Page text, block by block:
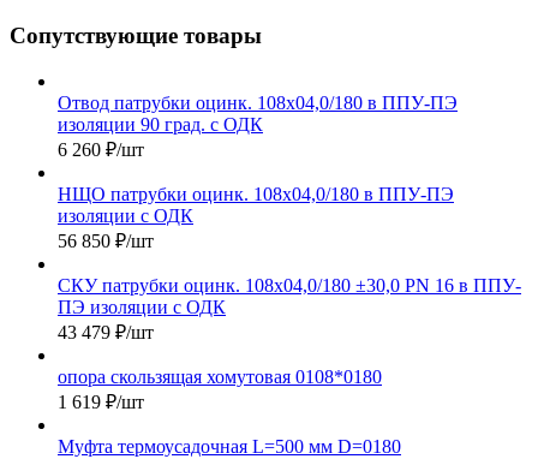
Сопутствующие товары
Отвод патрубки оцинк. 108х04,0/180 в ППУ-ПЭ
изоляции 90 град. с ОДК
6 260 ₽/шт
НЩО патрубки оцинк. 108х04,0/180 в ППУ-ПЭ
изоляции с ОДК
56 850 ₽/шт
СКУ патрубки оцинк. 108х04,0/180 ±30,0 PN 16 в ППУ-
ПЭ изоляции с ОДК
43 479 ₽/шт
опора скользящая хомутовая 0108*0180
1 619 ₽/шт
Муфта термоусадочная L=500 мм D=0180